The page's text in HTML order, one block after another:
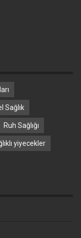
Sağlık
Ruh Sağlığı
yiyecekler